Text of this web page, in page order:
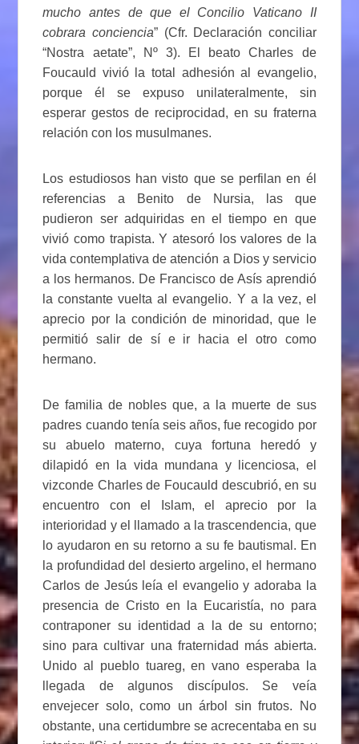
mucho antes de que el Concilio Vaticano II
cobrara conciencia” (Cfr. Declaración conciliar
“Nostra aetate”, Nº 3). El beato Charles de
Foucauld vivió la total adhesión al evangelio,
porque él se expuso unilateralmente, sin
esperar gestos de reciprocidad, en su fraterna
relación con los musulmanes.
Los estudiosos han visto que se perfilan en él
referencias a Benito de Nursia, las que
pudieron ser adquiridas en el tiempo en que
vivió como trapista. Y atesoró los valores de la
vida contemplativa de atención a Dios y servicio
a los hermanos. De Francisco de Asís aprendió
la constante vuelta al evangelio. Y a la vez, el
aprecio por la condición de minoridad, que le
permitió salir de sí e ir hacia el otro como
hermano.
De familia de nobles que, a la muerte de sus
padres cuando tenía seis años, fue recogido por
su abuelo materno, cuya fortuna heredó y
dilapidó en la vida mundana y licenciosa, el
vizconde Charles de Foucauld descubrió, en su
encuentro con el Islam, el aprecio por la
interioridad y el llamado a la trascendencia, que
lo ayudaron en su retorno a su fe bautismal. En
la profundidad del desierto argelino, el hermano
Carlos de Jesús leía el evangelio y adoraba la
presencia de Cristo en la Eucaristía, no para
contraponer su identidad a la de su entorno;
sino para cultivar una fraternidad más abierta.
Unido al pueblo tuareg, en vano esperaba la
llegada de algunos discípulos. Se veía
envejecer solo, como un árbol sin frutos. No
obstante, una certidumbre se acrecentaba en su